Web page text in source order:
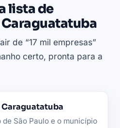
lista de
de “17 mil empresas”
certo, pronta para a
Caraguatatuba
de São Paulo e o município